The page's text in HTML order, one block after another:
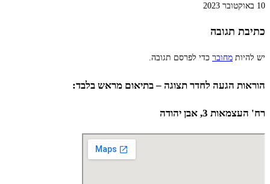
10 באוקטובר 2023
כתיבת תגובה
יש להיות מחובר כדי לפרסם תגובה.
הוראות הגעה לחדר תצוגה – בתיאום מראש בלבד:
רח' העצמאות 3, אבן יהודה